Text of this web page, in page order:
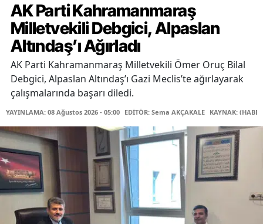
AK Parti Kahramanmaraş
Milletvekili Debgici, Alpaslan
Altındaş’ı Ağırladı
AK Parti Kahramanmaraş Milletvekili Ömer Oruç Bilal
Debgici, Alpaslan Altındaş’ı Gazi Meclis’te ağırlayarak
çalışmalarında başarı diledi.
YAYINLAMA: 08 Ağustos 2026 - 05:00 EDİTÖR: Sema AKÇAKALE KAYNAK: